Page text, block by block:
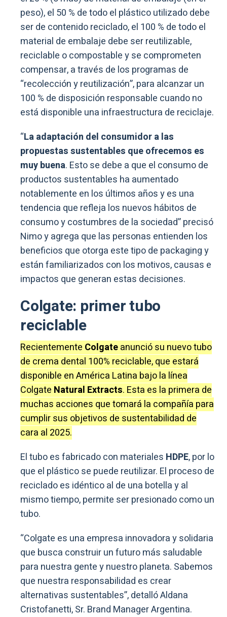
peso), el 50 % de todo el plástico utilizado debe
ser de contenido reciclado, el 100 % de todo el
material de embalaje debe ser reutilizable,
reciclable o compostable y se comprometen
compensar, a través de los programas de
“recolección y reutilización”, para alcanzar un
100 % de disposición responsable cuando no
está disponible una infraestructura de reciclaje.
“La adaptación del consumidor a las
propuestas sustentables que ofrecemos es
muy buena. Esto se debe a que el consumo de
productos sustentables ha aumentado
notablemente en los últimos años y es una
tendencia que refleja los nuevos hábitos de
consumo y costumbres de la sociedad” precisó
Nimo y agrega que las personas entienden los
beneficios que otorga este tipo de packaging y
están familiarizados con los motivos, causas e
impactos que generan estas decisiones.
Colgate: primer tubo
reciclable
Recientemente Colgateanunció su nuevo tubo
de crema dental 100% reciclable, que estará
disponible en América Latina bajo la línea
Colgate Natural Extracts. Esta es la primera de
muchas acciones que tomará la compañía para
cumplir sus objetivos de sustentabilidad de
cara al 2025.
El tubo es fabricado con materiales HDPE, por lo
que el plástico se puede reutilizar. El proceso de
reciclado es idéntico al de una botella y al
mismo tiempo, permite ser presionado como un
tubo.
“Colgate es una empresa innovadora y solidaria
que busca construir un futuro más saludable
para nuestra gente y nuestro planeta. Sabemos
que nuestra responsabilidad es crear
alternativas sustentables”, detalló Aldana
Cristofanetti, Sr. Brand Manager Argentina.